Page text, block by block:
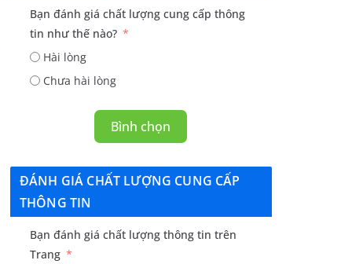
Bạn đánh giá chất lượng cung cấp thông
tin như thế nào?
Hài lòng
Chưa hài lòng
Bình chọn
ĐÁNH GIÁ CHẤT LƯỢNG CUNG CẤP
THÔNG TIN
Bạn đánh giá chất lượng thông tin trên
Trang